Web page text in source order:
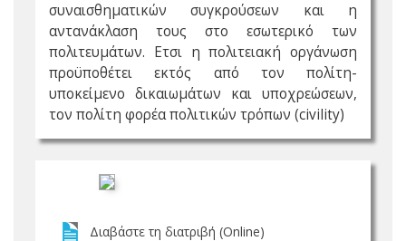
συναισθηματικών συγκρούσεων και η
αντανάκλαση τους στο εσωτερικό των
πολιτευμάτων. Ετσι η πολιτειακή οργάνωση
προϋποθέτει εκτός από τον πολίτη-
υποκείμενο δικαιωμάτων και υποχρεώσεων,
τον πολίτη φορέα πολιτικών τρόπων (civility)
Διαβάστε τη διατριβή (Online)